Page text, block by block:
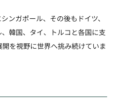
ンガポール、その後もドイツ、
韓国、タイ、トルコと各国に支
を視野に世界へ挑み続けていま